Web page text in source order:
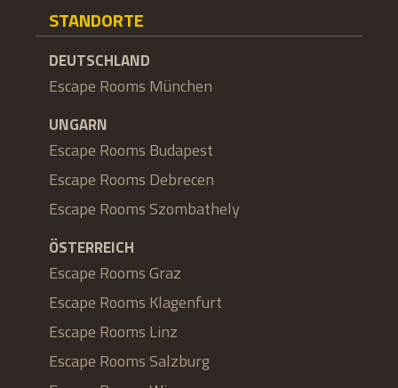
STANDORTE
DEUTSCHLAND
Escape Rooms München
UNGARN
Escape Rooms Budapest
Escape Rooms Debrecen
Escape Rooms Szombathely
ÖSTERREICH
Escape Rooms Graz
Escape Rooms Klagenfurt
Escape Rooms Linz
Escape Rooms Salzburg